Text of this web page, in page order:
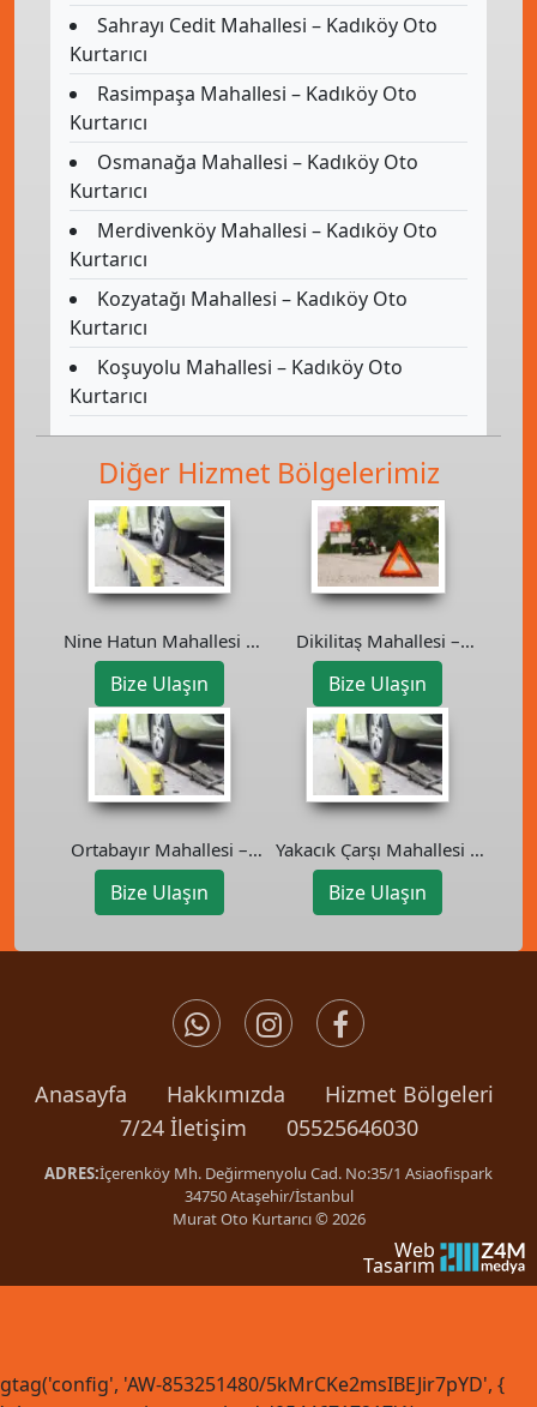
Sahrayı Cedit Mahallesi – Kadıköy Oto
Kurtarıcı
Rasimpaşa Mahallesi – Kadıköy Oto
Kurtarıcı
Osmanağa Mahallesi – Kadıköy Oto
Kurtarıcı
Merdivenköy Mahallesi – Kadıköy Oto
Kurtarıcı
Kozyatağı Mahallesi – Kadıköy Oto
Kurtarıcı
Koşuyolu Mahallesi – Kadıköy Oto
Kurtarıcı
Diğer Hizmet Bölgelerimiz
Nine Hatun Mahallesi –
Esenler Oto Kurtarıcı
Bize Ulaşın
Dikilitaş Mahallesi –
Beşiktaş Oto Kurtarıcı
Bize Ulaşın
Ortabayır Mahallesi –
Kağıthane Oto Kurtarıcı
Bize Ulaşın
Yakacık Çarşı Mahallesi –
Kartal Oto Kurtarıcı
Bize Ulaşın
Anasayfa Hakkımızda
Hizmet Bölgeleri
7/24 İletişim
05525646030
ADRES:İçerenköy Mh. Değirmenyolu Cad. No:35/1 Asiaofispark
34750 Ataşehir/İstanbul
Murat Oto Kurtarıcı © 2026
Web
Tasarım
gtag('config', 'AW-853251480/5kMrCKe2msIBEJir7pYD', {